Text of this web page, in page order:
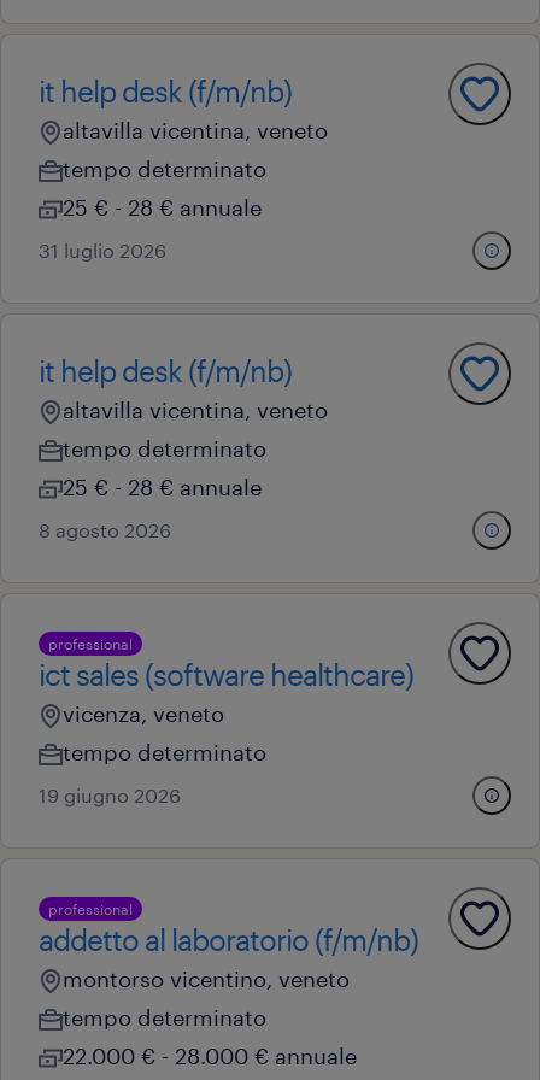
it help desk (f/m/nb)
altavilla vicentina, veneto
tempo determinato
25 € - 28 € annuale
31 luglio 2026
it help desk (f/m/nb)
altavilla vicentina, veneto
tempo determinato
25 € - 28 € annuale
8 agosto 2026
professional
ict sales (software healthcare)
vicenza, veneto
tempo determinato
19 giugno 2026
professional
addetto al laboratorio (f/m/nb)
montorso vicentino, veneto
tempo determinato
22.000 € - 28.000 € annuale